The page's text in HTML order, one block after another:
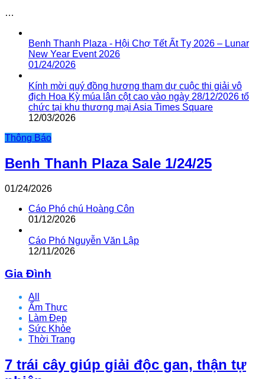
…
Benh Thanh Plaza - Hội Chợ Tết Ất Tỵ 2026 – Lunar
New Year Event 2026
01/24/2026
Kính mời quý đồng hương tham dự cuộc thi giải vô
địch Hoa Kỳ múa lân cột cao vào ngày 28/12/2026 tổ
chức tại khu thương mại Asia Times Square
12/03/2026
Thông Báo
Benh Thanh Plaza Sale 1/24/25
01/24/2026
Cáo Phó chú Hoàng Côn
01/12/2026
Cáo Phó Nguyễn Văn Lập
12/11/2026
Gia Đình
All
Ẩm Thực
Làm Đẹp
Sức Khỏe
Thời Trang
7 trái cây giúp giải độc gan, thận tự